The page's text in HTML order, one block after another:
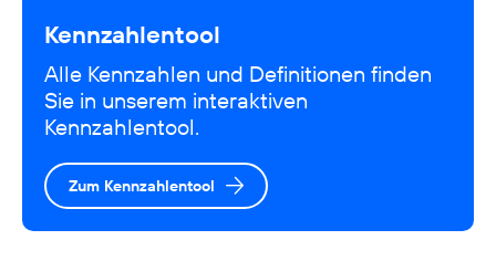
Kennzahlentool
Alle Kennzahlen und Definitionen finden
Sie in unserem interaktiven
Kennzahlentool.
Zum Kennzahlentool